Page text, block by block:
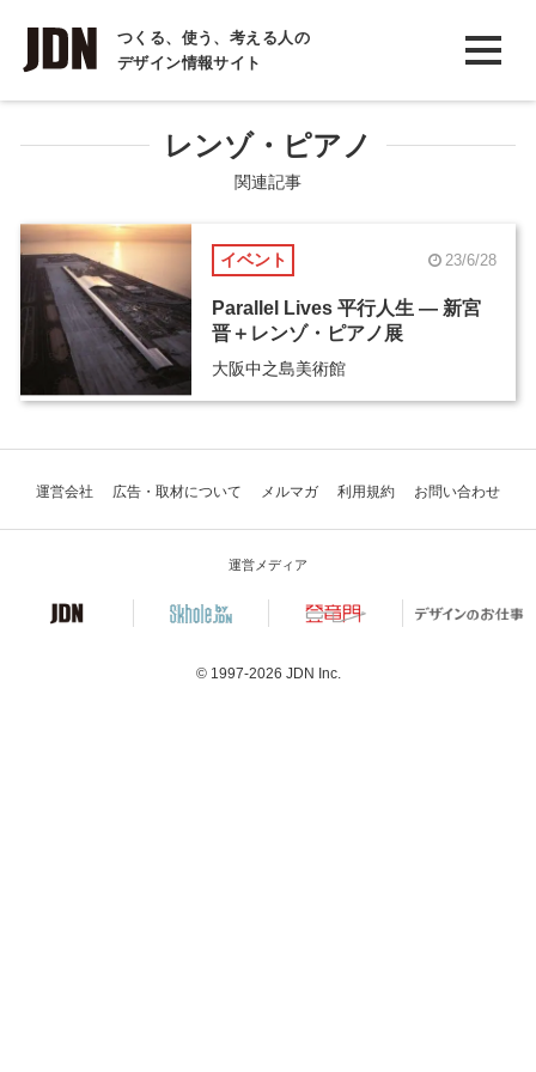
つくる、使う、考える人の
デザイン情報サイト
INTERVIEW
インタビュー
REPORT
COLUMN
コラム
レンゾ・ピアノ
関連記事
イベント 23/6/28
Parallel Lives 平行人生 ― 新宮
晋＋レンゾ・ピアノ展
大阪中之島美術館
運営会社 広告・取材について メルマガ 利用規約 お問い合わせ
運営メディア
© 1997-2026 JDN Inc.